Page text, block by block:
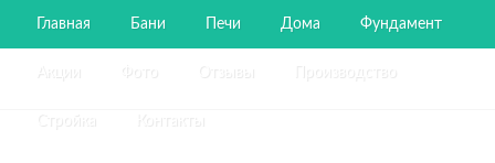
Главная Бани Печи Дома Фундамент